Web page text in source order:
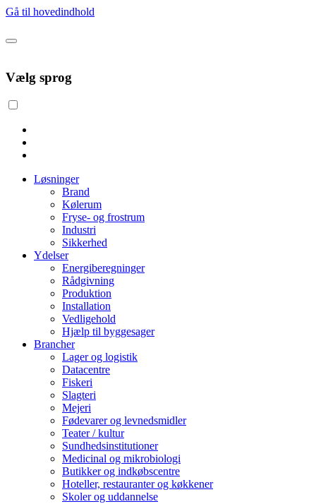
Gå til hovedindhold
Vælg sprog
Løsninger
Brand
Kølerum
Fryse- og frostrum
Industri
Sikkerhed
Ydelser
Energiberegninger
Rådgivning
Produktion
Installation
Vedligehold
Hjælp til byggesager
Brancher
Lager og logistik
Datacentre
Fiskeri
Slagteri
Mejeri
Fødevarer og levnedsmidler
Teater / kultur
Sundhedsinstitutioner
Medicinal og mikrobiologi
Butikker og indkøbscentre
Hoteller, restauranter og køkkener
Skoler og uddannelse